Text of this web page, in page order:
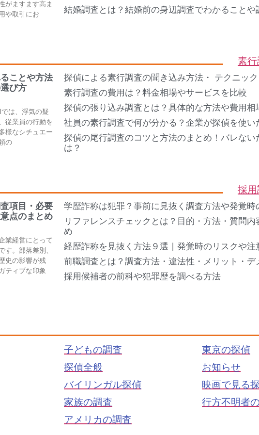
がますます高ま
や取引にお
結婚調査とは？結婚前の身辺調査でわかることや
素
ことや方法
び方
は、浮気の疑
従業員の行動を
様なシチュエー
の
探偵による素行調査の聞き込み方法・ テクニック
素行調査の費用は？料金相場やサービスを比較
探偵の張り込み調査とは？具体的な方法や費用相
社員の素行調査で何が分かる？企業が探偵を使い
探偵の尾行調査のコツと方法のまとめ！バレない
は？
採
項目・必要
点のまとめ
業経営にとって
す。部落差別、
史の影響が残
ティブな印象
学歴詐称は犯罪？事前に見抜く調査方法や発覚時
リファレンスチェックとは？目的・方法・質問内
め
経歴詐称を見抜く方法９選｜発覚時のリスクや注
前職調査とは？調査方法・違法性・メリット・デ
採用候補者の前科や犯罪歴を調べる方法
子どもの調査
探偵全般
バイリンガル探偵
家族の調査
アメリカの調査
東京の探偵
お知らせ
映画で見る
行方不明者